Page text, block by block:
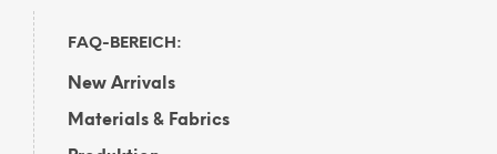
FAQ-BEREICH:
New Arrivals
Materials & Fabrics